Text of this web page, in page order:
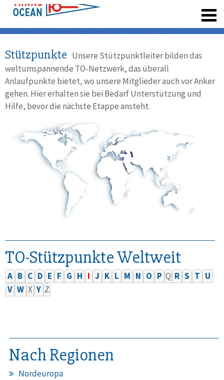
Stützpunkte Unsere Stützpunktleiter bilden das
weltumspannende TO-Netzwerk, das überall
Anlaufpunkte bietet, wo unsere Mitglieder auch vor Anker
gehen. Hier erhalten sie bei Bedarf Unterstützung und
Hilfe, bevor die nächste Etappe ansteht.
TO-Stützpunkte Weltweit
A B C D E F G H I J K L M N O P Q R S T U
V W X Y Z
Nach Regionen
Nordeuropa